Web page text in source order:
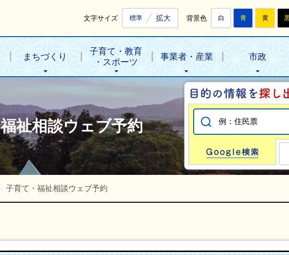
文字サイズ 標準 拡大 背景色 白 青 黄
まちづくり
子育て・教育
・スポーツ
事業者・産業 市政
祉相談ウェブ予約
子育て・福祉相談ウェブ予約